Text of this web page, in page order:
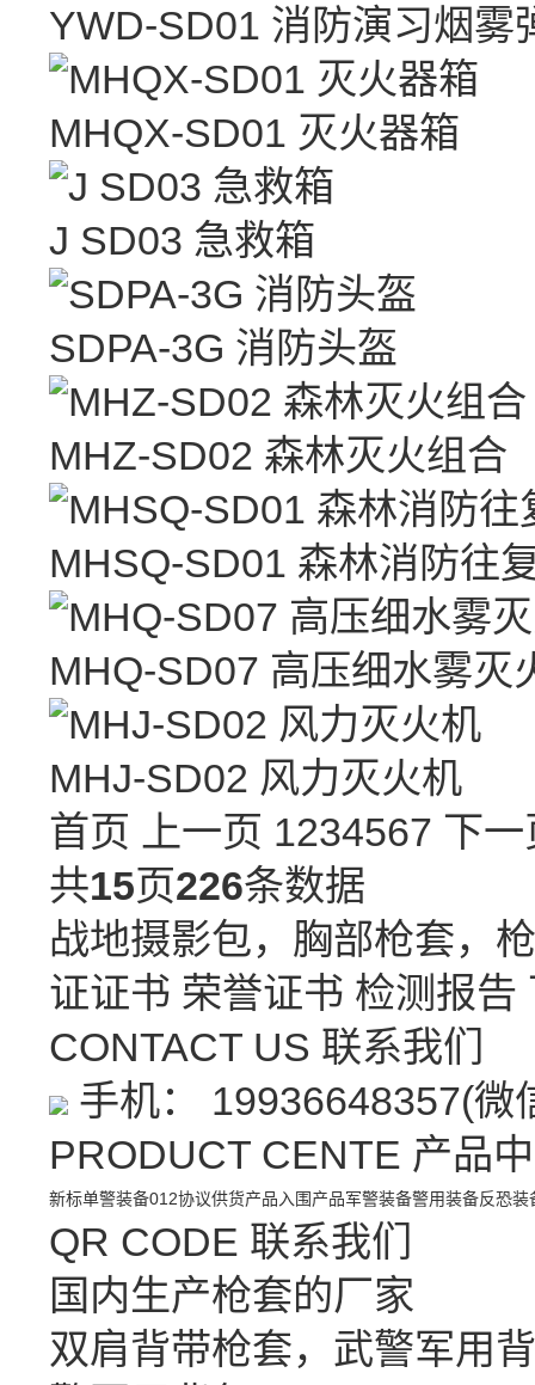
YWD-SD01 消防演习烟雾
MHQX-SD01 灭火器箱
J SD03 急救箱
SDPA-3G 消防头盔
MHZ-SD02 森林灭火组合
MHSQ-SD01 森林消防往
MHQ-SD07 高压细水雾灭
MHJ-SD02 风力灭火机
首页 上一页 1234567 下一
共15页226条数据
战地摄影包，胸部枪套，
证证书 荣誉证书 检测报告
CONTACT US 联系我们
手机： 19936648357(微
PRODUCT CENTE 产品
新标单警装备012协议供货产品 入围产品军警装备警用装备反恐装
QR CODE 联系我们
国内生产枪套的厂家
双肩背带枪套，武警军用